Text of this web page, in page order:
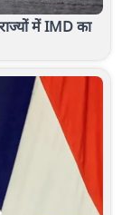
में IMD का